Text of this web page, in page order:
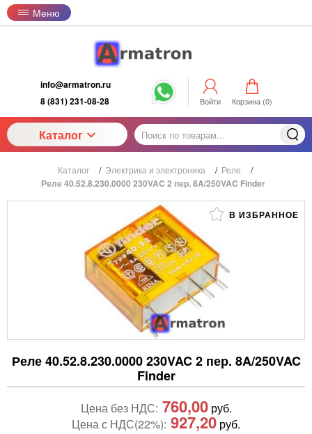
Меню
info@armatron.ru
8 (831) 231-08-28
Войти Корзина (0)
Каталог
Каталог / Электрика и электроника / Реле /
Реле 40.52.8.230.0000 230VAC 2 пер. 8A/250VAC Finder
В ИЗБРАННОЕ
Реле 40.52.8.230.0000 230VAC 2 пер. 8A/250VAC
Finder
Цена без НДС: 760,00руб.
Цена с НДС(22%): 927,20 руб.